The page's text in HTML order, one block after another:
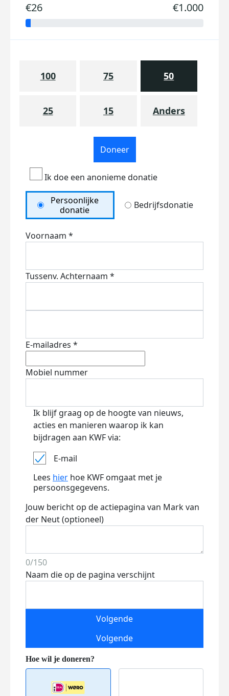
€26 €1.000
100 75 50
25 15 Anders
Doneer
Ik doe een anonieme donatie
Persoonlijke
donatie
Bedrijfsdonatie
Voornaam *
Tussenv. Achternaam *
E-mailadres *
Mobiel nummer
Ik blijf graag op de hoogte van nieuws,
acties en manieren waarop ik kan
bijdragen aan KWF via:
E-mail
Lees hier hoe KWF omgaat met je
persoonsgegevens.
Jouw bericht op de actiepagina van Mark van
der Neut (optioneel)
0/150
Naam die op de pagina verschijnt
Volgende
Volgende